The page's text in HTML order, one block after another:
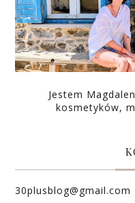
Jestem
kosmetyków,
30plusblog@gmail.com